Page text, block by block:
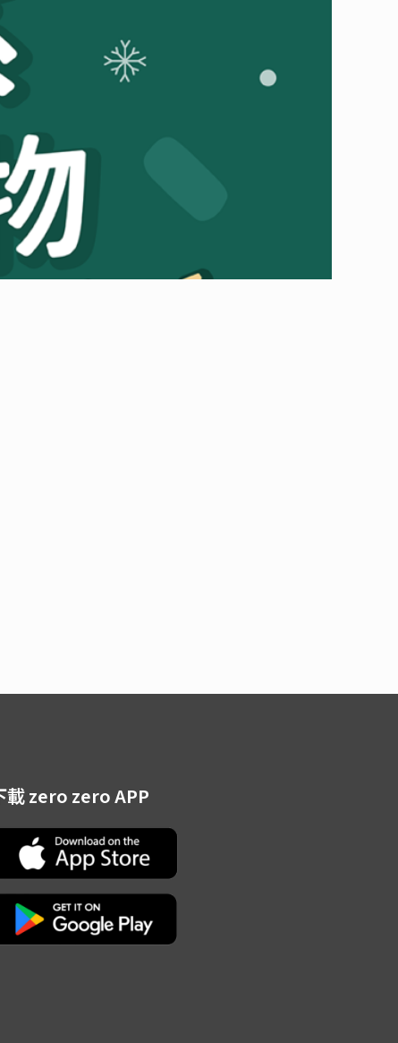
的生活品味，更重要的是承載著友善環境的祝福！
載 zero zero APP